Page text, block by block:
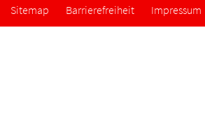
Sitemap
Barrierefreiheit Impressum